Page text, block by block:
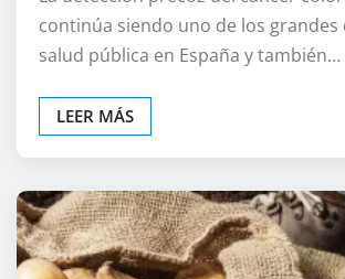
continúa siendo uno de los grandes
salud pública en España y también…
LEER MÁS